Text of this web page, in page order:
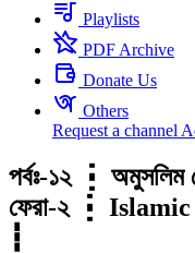
Playlists
PDF Archive
Donate Us
Others
Request a channel
পর্বঃ-১২ ┇ অমুসলিম
ফেরা-২ ┇
┇